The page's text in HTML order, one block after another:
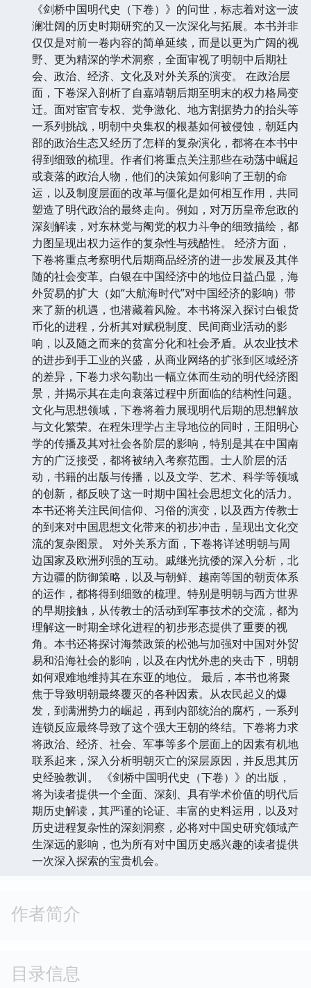
《剑桥中国明代史（下卷）》的问世，标志着对这一波
澜壮阔的历史时期研究的又一次深化与拓展。本书并非
仅仅是对前一卷内容的简单延续，而是以更为广阔的视
野、更为精深的学术洞察，全面审视了明朝中后期社
会、政治、经济、文化及对外关系的演变。 在政治层
面，下卷深入剖析了自嘉靖朝后期至明末的权力格局变
迁。面对宦官专权、党争激化、地方割据势力的抬头等
一系列挑战，明朝中央集权的根基如何被侵蚀，朝廷内
部的政治生态又经历了怎样的复杂演化，都将在本书中
得到细致的梳理。作者们将重点关注那些在动荡中崛起
或衰落的政治人物，他们的决策如何影响了王朝的命
运，以及制度层面的改革与僵化是如何相互作用，共同
塑造了明代政治的最终走向。例如，对万历皇帝怠政的
深刻解读，对东林党与阉党的权力斗争的细致描绘，都
力图呈现出权力运作的复杂性与残酷性。 经济方面，
下卷将重点考察明代后期商品经济的进一步发展及其伴
随的社会变革。白银在中国经济中的地位日益凸显，海
外贸易的扩大（如“大航海时代”对中国经济的影响）带
来了新的机遇，也潜藏着风险。本书将深入探讨白银货
币化的进程，分析其对赋税制度、民间商业活动的影
响，以及随之而来的贫富分化和社会矛盾。从农业技术
的进步到手工业的兴盛，从商业网络的扩张到区域经济
的差异，下卷力求勾勒出一幅立体而生动的明代经济图
景，并揭示其在走向衰落过程中所面临的结构性问题。
文化与思想领域，下卷将着力展现明代后期的思想解放
与文化繁荣。在程朱理学占主导地位的同时，王阳明心
学的传播及其对社会各阶层的影响，特别是其在中国南
方的广泛接受，都将被纳入考察范围。士人阶层的活
动，书籍的出版与传播，以及文学、艺术、科学等领域
的创新，都反映了这一时期中国社会思想文化的活力。
本书还将关注民间信仰、习俗的演变，以及西方传教士
的到来对中国思想文化带来的初步冲击，呈现出文化交
流的复杂图景。 对外关系方面，下卷将详述明朝与周
边国家及欧洲列强的互动。戚继光抗倭的深入分析，北
方边疆的防御策略，以及与朝鲜、越南等国的朝贡体系
的运作，都将得到细致的梳理。特别是明朝与西方世界
的早期接触，从传教士的活动到军事技术的交流，都为
理解这一时期全球化进程的初步形态提供了重要的视
角。本书还将探讨海禁政策的松弛与加强对中国对外贸
易和沿海社会的影响，以及在内忧外患的夹击下，明朝
如何艰难地维持其在东亚的地位。 最后，本书也将聚
焦于导致明朝最终覆灭的各种因素。从农民起义的爆
发，到满洲势力的崛起，再到内部统治的腐朽，一系列
连锁反应最终导致了这个强大王朝的终结。下卷将力求
将政治、经济、社会、军事等多个层面上的因素有机地
联系起来，深入分析明朝灭亡的深层原因，并反思其历
史经验教训。 《剑桥中国明代史（下卷）》的出版，
将为读者提供一个全面、深刻、具有学术价值的明代后
期历史解读，其严谨的论证、丰富的史料运用，以及对
历史进程复杂性的深刻洞察，必将对中国史研究领域产
生深远的影响，也为所有对中国历史感兴趣的读者提供
一次深入探索的宝贵机会。
作者简介
目录信息